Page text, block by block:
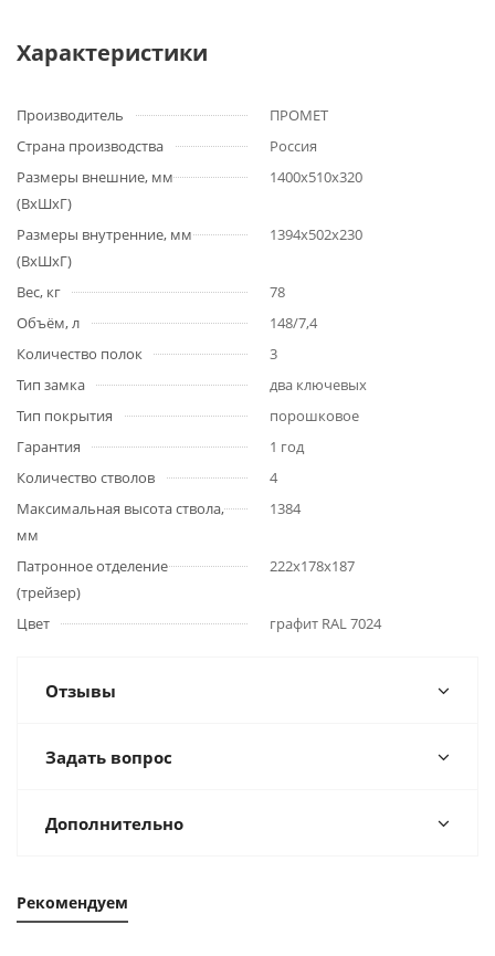
Характеристики
Производитель
ПРОМЕТ
Страна производства
Россия
Размеры внешние, мм
(ВхШхГ)
1400x510x320
Размеры внутренние, мм
(ВхШхГ)
1394x502x230
Вес, кг
78
Объём, л
148/7,4
Количество полок
3
Тип замка
два ключевых
Тип покрытия
порошковое
Гарантия
1 год
Количество стволов
4
Максимальная высота ствола,
мм
1384
Патронное отделение
(трейзер)
222x178x187
Цвет графит RAL 7024
Отзывы
Задать вопрос
Дополнительно
Рекомендуем